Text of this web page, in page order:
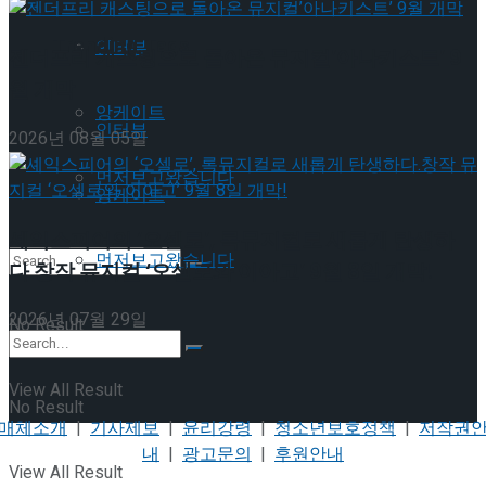
인터뷰
앙케이트
먼저보고왔습니다
No Result
View All Result
Trending Tags
인터뷰
앙케이트
먼저보고왔습니다
No Result
View All Result
젠더프리 캐스팅으로 돌아온 뮤지컬’아나키스트’ 9
2026년 08월 05일
셰익스피어의 ‘오셀로’, 록뮤지컬로 새롭게 탄생하
다.창작 뮤지컬 ‘오셀로와 이아고’ 9월 8일 개막!
2026년 07월 29일
체소개|기사제보|윤리강령|청소년보호정책|저작권
내 | 광고문의 | 후원안내